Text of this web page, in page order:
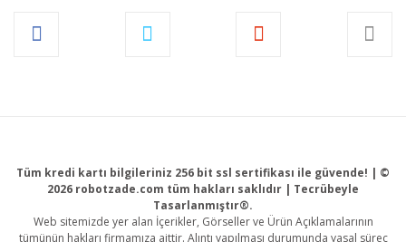
Tüm kredi kartı bilgileriniz 256 bit ssl sertifikası ile güvende! | ©
2026 robotzade.com tüm hakları saklıdır | Tecrübeyle
Tasarlanmıştır®.
Web sitemizde yer alan İçerikler, Görseller ve Ürün Açıklamalarının
tümünün hakları firmamıza aittir. Alıntı yapılması durumunda yasal süreç